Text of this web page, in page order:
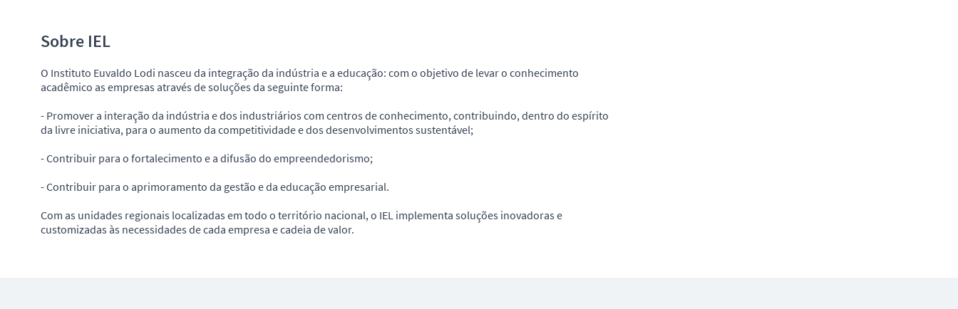
Sobre IEL
O Instituto Euvaldo Lodi nasceu da integração da indústria e a educação: com o objetivo de levar o conhecimento
acadêmico as empresas através de soluções da seguinte forma:
- Promover a interação da indústria e dos industriários com centros de conhecimento, contribuindo, dentro do espírito
da livre iniciativa, para o aumento da competitividade e dos desenvolvimentos sustentável;
- Contribuir para o fortalecimento e a difusão do empreendedorismo;
- Contribuir para o aprimoramento da gestão e da educação empresarial.
Com as unidades regionais localizadas em todo o território nacional, o IEL implementa soluções inovadoras e
customizadas às necessidades de cada empresa e cadeia de valor.